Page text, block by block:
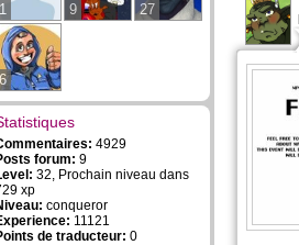
1 9 27
6
4929
forum: 9
32, Prochain niveau dans
xp
conqueror
11121
de traducteur: 0